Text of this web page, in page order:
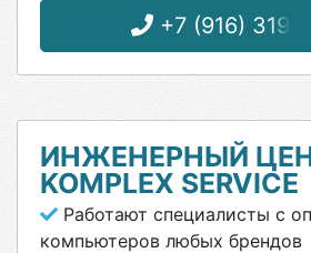
+7 (916) 319-
ИНЖЕНЕРНЫЙ
KOMPLEX SERVICE
Работают специалисты с
компьютеров любых брендов